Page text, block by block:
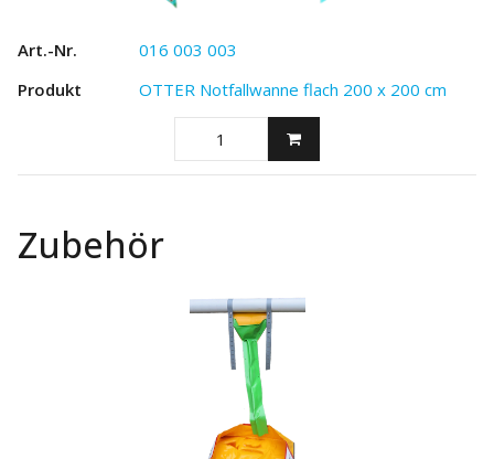
016 003 003
OTTER Notfallwanne flach 200 x 200 cm
Zubehör